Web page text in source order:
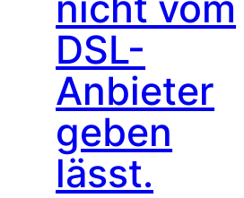
DSL-
Anbieter
geben
lässt.